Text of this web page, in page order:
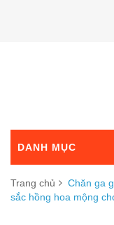
DANH MỤC
Trang chủ
Chăn ga
sắc hồng hoa mộng